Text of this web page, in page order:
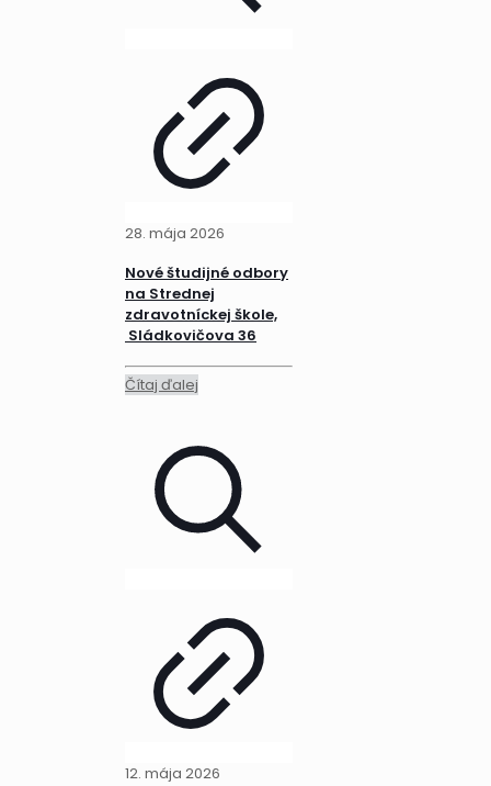
28. mája 2026
Nové študijné odbory
na Strednej
zdravotníckej škole,
Sládkovičova 36
Čítaj ďalej
12. mája 2026